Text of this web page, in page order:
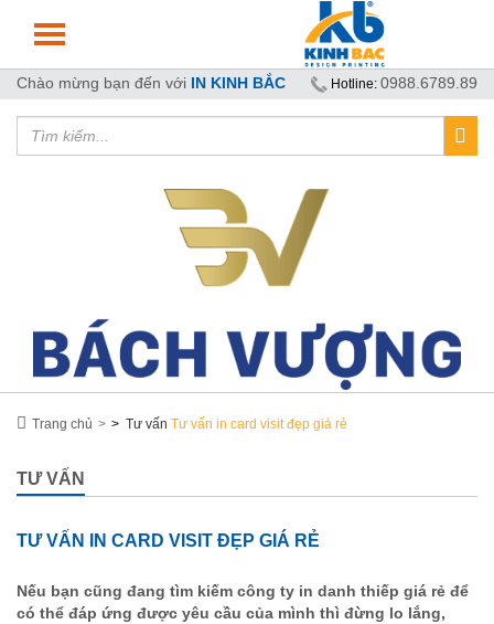
Chào mừng bạn đến với IN KINH BẮC Hotline: 0988.6789.89
Trang chủ > Tư vấn Tư vấn in card visit đẹp giá rẻ
TƯ VẤN
TƯ VẤN IN CARD VISIT ĐẸP GIÁ RẺ
Nếu bạn cũng đang tìm kiếm công ty in danh thiếp giá rẻ để
có thể đáp ứng được yêu cầu của mình thì đừng lo lắng,